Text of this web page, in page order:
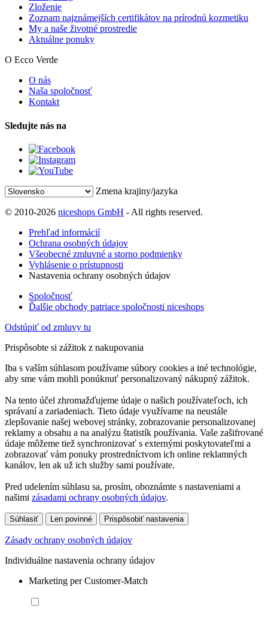
Zloženie
Zoznam najznámejších certifikátov na prírodnú kozmetiku
My a naše životné prostredie
Aktuálne ponuky
O Ecco Verde
O nás
Naša spoločnosť
Kontakt
Sledujte nás na
Zmena krajiny/jazyka
© 2010-2026 niceshops GmbH - All rights reserved.
Prehľad informácií
Ochrana osobných údajov
Všeobecné zmluvné a storno podmienky
Vyhlásenie o prístupnosti
Nastavenia ochrany osobných údajov
Spoločnosť
Ďalšie obchody patriace spoločnosti niceshops
Odstúpiť od zmluvy tu
Prispôsobte si zážitok z nakupovania
Iba s vaším súhlasom používame súbory cookies a iné technológie,
aby sme vám mohli ponúknuť personalizovaný nákupný zážitok.
Na tento účel zhromažďujeme údaje o našich používateľoch, ich
správaní a zariadeniach. Tieto údaje využívame na neustále
zlepšovanie našej webovej stránky, zobrazovanie personalizovanej
reklamy a obsahu a na analýzu štatistík používania. Vaše zašifrované
údaje môžeme tiež synchronizovať s externými poskytovateľmi a
zobrazovať vám ponuky prostredníctvom ich online reklamných
kanálov, len ak už ich služby sami používate.
Pred udelením súhlasu sa, prosím, oboznámte s nastaveniami a
našimi zásadami ochrany osobných údajov.
Súhlasiť Len povinné Prispôsobiť nastavenia
Zásady ochrany osobných údajov
Individuálne nastavenia ochrany údajov
Marketing per Customer-Match